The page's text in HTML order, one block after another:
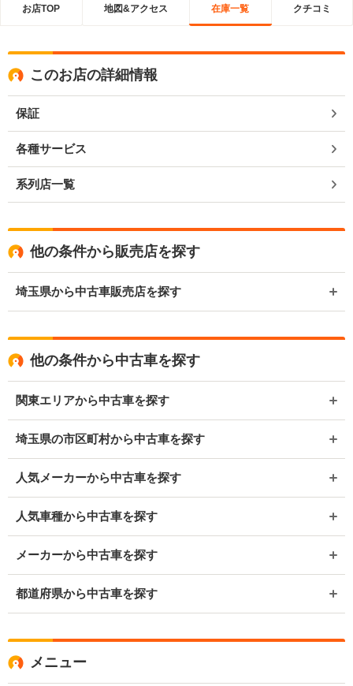
お店TOP 地図&アクセス 在庫一覧 クチコミ
このお店の詳細情報
保証
各種サービス
系列店一覧
他の条件から販売店を探す
埼玉県から中古車販売店を探す
他の条件から中古車を探す
関東エリアから中古車を探す
埼玉県の市区町村から中古車を探す
人気メーカーから中古車を探す
人気車種から中古車を探す
メーカーから中古車を探す
都道府県から中古車を探す
メニュー